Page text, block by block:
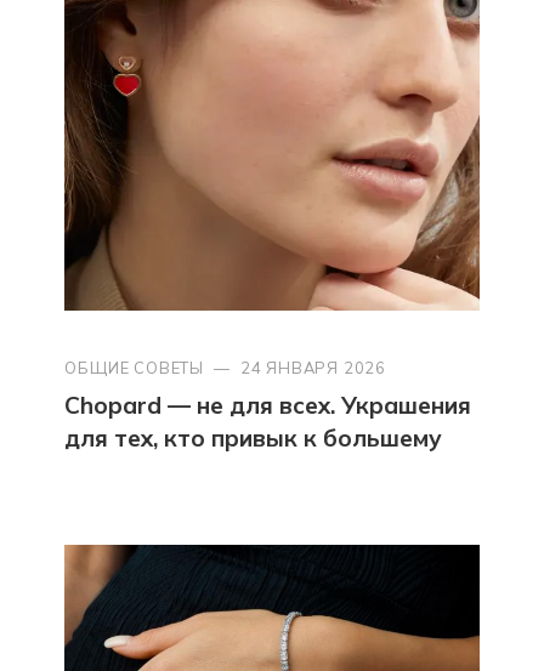
ОБЩИЕ СОВЕТЫ — 24 ЯНВАРЯ 2026
Chopard — не для всех. Украшения
для тех, кто привык к большему